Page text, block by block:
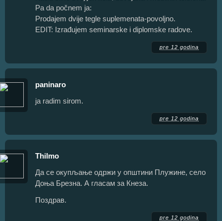
Pa da počnem ja:
Prodajem dvije tegle suplemenata-povoljno.
EDIT: Izrađujem seminarske i diplomske radove.
pre 12 godina
paninaro
ja radim sirom.
pre 12 godina
Thilmo
Да се окупљање одржи у општини Плужине, село
Доња Брезна. А гласам за Кнеза.
Поздрав.
pre 12 godina